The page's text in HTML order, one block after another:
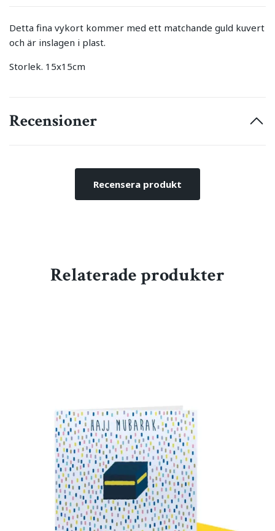
Detta fina vykort kommer med ett matchande guld kuvert
och är inslagen i plast.
Storlek. 15x15cm
Recensioner
Recensera produkt
Relaterade produkter